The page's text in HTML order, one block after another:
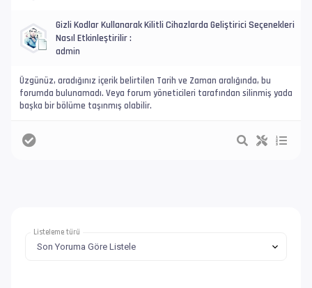
Gizli Kodlar Kullanarak Kilitli Cihazlarda Geliştirici Seçenekleri
Nasıl Etkinleştirilir :
admin
Üzgünüz, aradığınız içerik belirtilen Tarih ve Zaman aralığında, bu
forumda bulunamadı. Veya forum yöneticileri tarafından silinmiş yada
başka bir bölüme taşınmış olabilir.
Listeleme türü